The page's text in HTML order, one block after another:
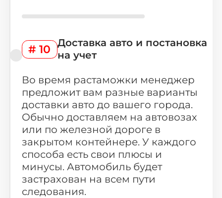
# 10
Доставка авто и постановка
на учет
Во время растаможки менеджер
предложит вам разные варианты
доставки авто до вашего города.
Обычно доставляем на автовозах
или по железной дороге в
закрытом контейнере. У каждого
способа есть свои плюсы и
минусы. Автомобиль будет
застрахован на всем пути
следования.